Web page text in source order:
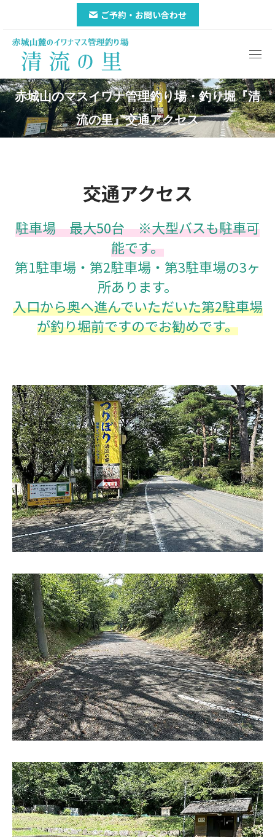
ご予約・お問い合わせ
赤城山のマスイワナ管理釣り場・釣り堀『清
流の里』交通アクセス
You are here:
交通アクセス
駐車場 最大50台 ※大型バスも駐車可
能です。
第1駐車場・第2駐車場・第3駐車場の3ヶ
所あります。
入口から奥へ進んでいただいた第2駐車場
が釣り堀前ですのでお勧めです。